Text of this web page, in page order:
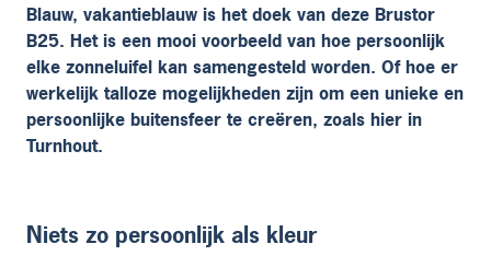
Blauw, vakantieblauw is het doek van deze Brustor
B25. Het is een mooi voorbeeld van hoe persoonlijk
elke zonneluifel kan samengesteld worden. Of hoe er
werkelijk talloze mogelijkheden zijn om een unieke en
persoonlijke buitensfeer te creëren, zoals hier in
Turnhout.
Niets zo persoonlijk als kleur